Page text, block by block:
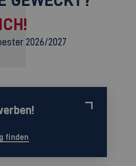
2026/2027
finden